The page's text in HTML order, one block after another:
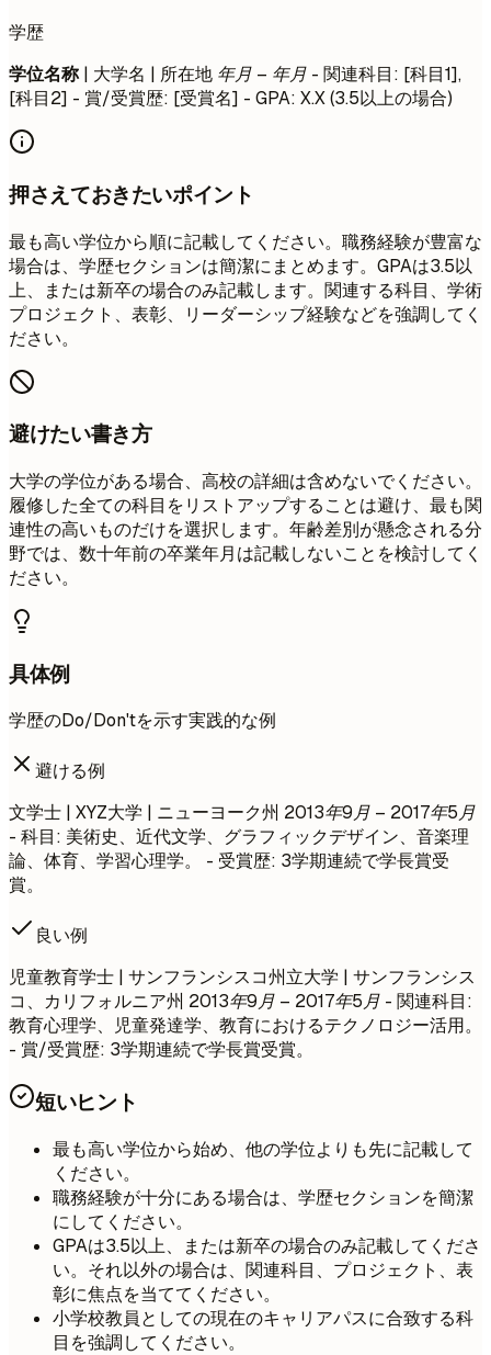
学歴
学位名称| 大学名 | 所在地 年月 – 年月 - 関連科目: [科目1],
[科目2] - 賞/受賞歴: [受賞名] - GPA: X.X (3.5以上の場合)
押さえておきたいポイント
最も高い学位から順に記載してください。職務経験が豊富な
場合は、学歴セクションは簡潔にまとめます。GPAは3.5以
上、または新卒の場合のみ記載します。関連する科目、学術
プロジェクト、表彰、リーダーシップ経験などを強調してく
ださい。
避けたい書き方
大学の学位がある場合、高校の詳細は含めないでください。
履修した全ての科目をリストアップすることは避け、最も関
連性の高いものだけを選択します。年齢差別が懸念される分
野では、数十年前の卒業年月は記載しないことを検討してく
ださい。
具体例
学歴のDo/Don'tを示す実践的な例
避ける例
文学士 | XYZ大学 | ニューヨーク州 2013年9月 – 2017年5月
- 科目: 美術史、近代文学、グラフィックデザイン、音楽理
論、体育、学習心理学。 - 受賞歴: 3学期連続で学長賞受
賞。
良い例
児童教育学士 | サンフランシスコ州立大学 | サンフランシス
コ、カリフォルニア州 2013年9月 – 2017年5月 - 関連科目:
教育心理学、児童発達学、教育におけるテクノロジー活用。
- 賞/受賞歴: 3学期連続で学長賞受賞。
短いヒント
最も高い学位から始め、他の学位よりも先に記載して
ください。
職務経験が十分にある場合は、学歴セクションを簡潔
にしてください。
GPAは3.5以上、または新卒の場合のみ記載してくださ
い。それ以外の場合は、関連科目、プロジェクト、表
彰に焦点を当ててください。
小学校教員としての現在のキャリアパスに合致する科
目を強調してください。